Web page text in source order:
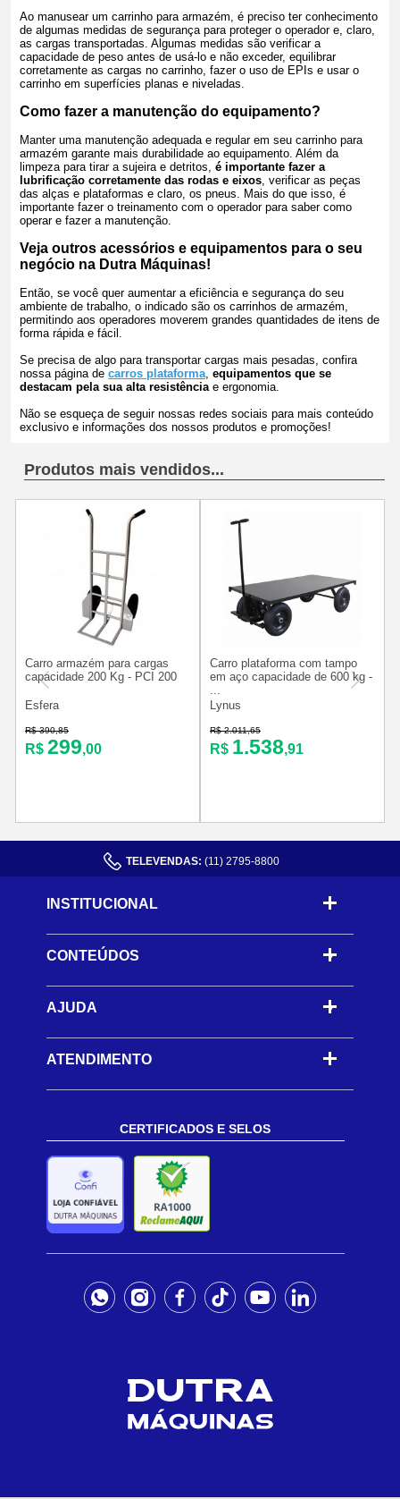
Ao manusear um carrinho para armazém, é preciso ter conhecimento
de algumas medidas de segurança para proteger o operador e, claro,
as cargas transportadas. Algumas medidas são verificar a
capacidade de peso antes de usá-lo e não exceder, equilibrar
corretamente as cargas no carrinho, fazer o uso de EPIs e usar o
carrinho em superfícies planas e niveladas.
Como fazer a manutenção do equipamento?
Manter uma manutenção adequada e regular em seu carrinho para
armazém garante mais durabilidade ao equipamento. Além da
limpeza para tirar a sujeira e detritos, é importante fazer a
lubrificação corretamente das rodas e eixos, verificar as peças
das alças e plataformas e claro, os pneus. Mais do que isso, é
importante fazer o treinamento com o operador para saber como
operar e fazer a manutenção.
Veja outros acessórios e equipamentos para o seu
negócio na Dutra Máquinas!
Então, se você quer aumentar a eficiência e segurança do seu
ambiente de trabalho, o indicado são os carrinhos de armazém,
permitindo aos operadores moverem grandes quantidades de itens de
forma rápida e fácil.
Se precisa de algo para transportar cargas mais pesadas, confira
nossa página de carros plataforma, equipamentos que se
destacam pela sua alta resistênciae ergonomia.
Não se esqueça de seguir nossas redes sociais para mais conteúdo
exclusivo e informações dos nossos produtos e promoções!
Produtos mais vendidos...
Carro armazém para cargas
capacidade 200 Kg - PCI 200
Esfera
R$ 390,85
R$ 299,00
Carro plataforma com tampo
em aço capacidade de 600 kg -
...
Lynus
R$ 2.011,65
R$ 1.538,91
TELEVENDAS: (11) 2795-8800
INSTITUCIONAL
CONTEÚDOS -
AJUDA -
ATENDIMENTO
CERTIFICADOS E SELOS